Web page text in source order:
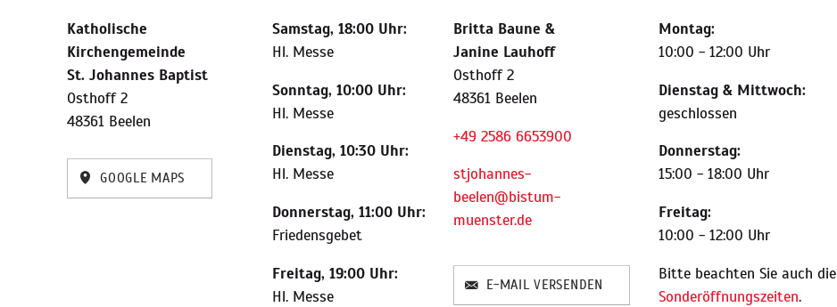
Katholische
Kirchengemeinde
St. Johannes Baptist
Osthoff 2
48361 Beelen
GOOGLE MAPS
Samstag, 18:00 Uhr:
Hl. Messe
Sonntag, 10:00 Uhr:
Hl. Messe
Dienstag, 10:30 Uhr:
Hl. Messe
Donnerstag, 11:00 Uhr:
Friedensgebet
Freitag, 19:00 Uhr:
Hl. Messe
Britta Baune &
Janine Lauhoff
Osthoff 2
48361 Beelen
+49 2586 6653900
stjohannes-
beelen@bistum-
muenster.de
E-MAIL VERSENDEN
Montag:
10:00 - 12:00 Uhr
Dienstag & Mittwoch:
geschlossen
Donnerstag:
15:00 - 18:00 Uhr
Freitag:
10:00 - 12:00 Uhr
Bitte beachten Sie auch die
Sonderöffnungszeiten.